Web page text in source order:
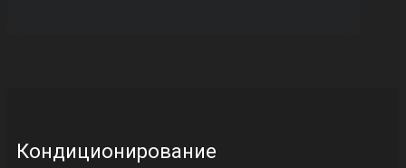
Кондиционирование